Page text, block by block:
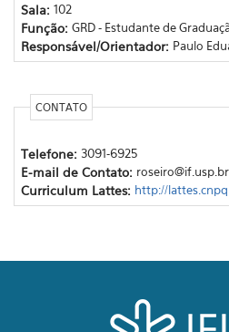
Sala: 102
Função: GRD - Estudante de
Responsável/Orientador: Paulo
CONTATO
Telefone: 3091-6925
E-mail de Contato: roseiro@if.usp.br
Curriculum Lattes: http://